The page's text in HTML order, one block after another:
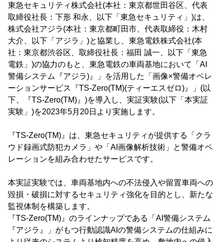
東急セキュリティ株式会社(本社：東京都世田谷区、代表
取締役社長：下形 和永、以下「東急セキュリティ」)は、
株式会社アジラ(本社：東京都町田市、代表取締役：木村
大介、以下「アジラ」)と協業し、東急電鉄株式会社(本
社：東京都渋谷区、取締役社長：福田 誠一、以下「東急
電鉄」)の協力のもと、東急電鉄の車両基地において「AI
警備システム『アジラ)』」を活用した「画像×警備オペレ
ーションサービス『TS-Zero(TM)(ティーエスゼロ)』」(以
下、『TS-Zero(TM)』)を導入し、実証実験(以下「本実証
実験」)を2023年5月20日より実施します。
『TS-Zero(TM)』は、東急セキュリティが提供する「クラ
ウド録画式防犯カメラ」や「AI画像解析技術」と警備オペ
レーションを組み合わせたサービスです。
本実証実験では、車両基地内への不法侵入や留置車両への
毀損・破損に対するセキュリティ強化を目的とし、新たな
監視体制を構築します。
『TS-Zero(TM)』のラインナップである「AI警備システム
『アジラ』」がもつ行動認識AIの警備システムの仕組みに